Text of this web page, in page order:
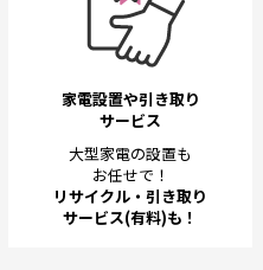
家電設置や引き取り
サービス
大型家電の設置も
お任せで！
リサイクル・引き取り
サービス(有料)も！